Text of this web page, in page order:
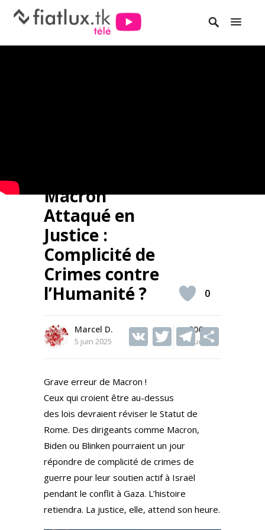
Macron
Attaqué en
Justice :
Complicité de
Crimes contre
l’Humanité ?
Marcel D.
5 juin 2025
206
Vues
V T
er
T
a
m
0
Grave erreur de Macron !
Ceux qui croient être au-dessus
des lois devraient réviser le Statut de
Rome. Des dirigeants comme Macron,
Biden ou Blinken pourraient un jour
répondre de complicité de crimes de
guerre pour leur soutien actif à Israël
pendant le conflit à Gaza. L’histoire
retiendra. La justice, elle, attend son heure.